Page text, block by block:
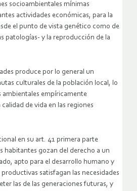
socioambientales mínimas
actividades económicas, para la
el punto de vista genético como de
patologías- y la reproducción de la
produce por lo general un
culturales de la población local, lo
ambientales empíricamente
de vida en las regiones
en su art. 41 primera parte
habitantes gozan del derecho a un
apto para el desarrollo humano y
satisfagan las necesidades
las de las generaciones futuras, y